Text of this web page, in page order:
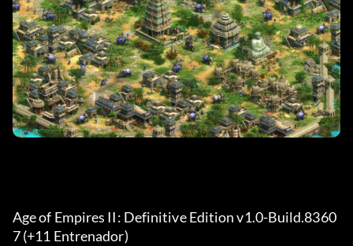
Age of Empires II: Definitive Edition v1.0-Build.8360
7 (+11 Entrenador)